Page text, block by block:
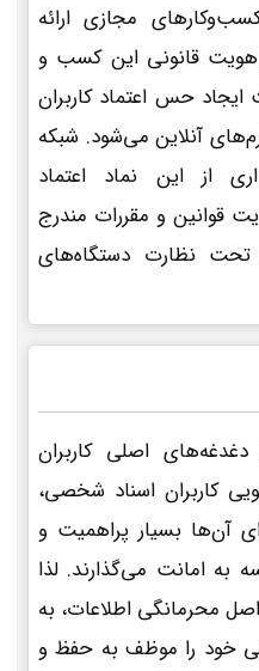
مجازی ارائه
هویت قانونی این کسب و
حس اعتماد کاربران
آنلاین می‌شود. شبکه
از این نماد اعتماد
قوانین و مقررات مندرج
تحت نظارت دستگاه‌های
اصلی کاربران
کاربران اسناد شخصی،
آن‌ها بسیار پراهمیت و
به امانت می‌گذارند. لذا
محرمانگی اطلاعات، به
خود را موظف به حفظ و